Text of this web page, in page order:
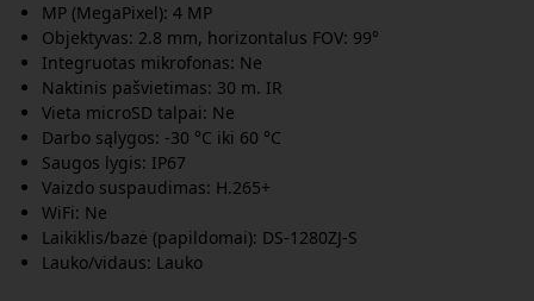
MP (MegaPixel): 4 MP
Objektyvas: 2.8 mm, horizontalus FOV: 99°
Integruotas mikrofonas: Ne
Naktinis pašvietimas: 30 m. IR
Vieta microSD talpai: Ne
Darbo sąlygos: -30 °C iki 60 °C
Saugos lygis: IP67
Vaizdo suspaudimas: H.265+
WiFi: Ne
Laikiklis/bazė (papildomai): DS-1280ZJ-S
Lauko/vidaus: Lauko